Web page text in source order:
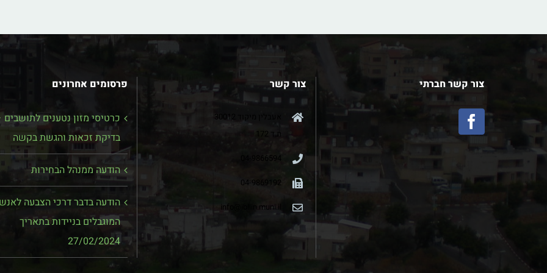
צור קשר חברתי צור קשר
ת.ד 172
04-9866594
04-9869192
info@ibllin.muni.il
פרסומים אחרונים
כרטיסי מזון נטענים
בדיקת זכאות והגשת בקשה
הודעה ממנהל הבחירות
הודעה בדבר דרכי הצבעה
המוגבלים בניידות בתאריך
27/02/2024